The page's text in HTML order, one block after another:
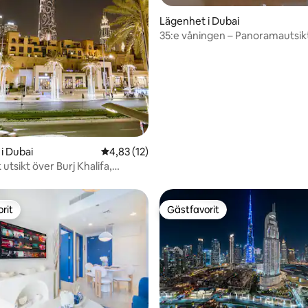
betyg, 10 omdömen
Dubai 4,83 av 5 i genomsnittligt betyg, 12
4,83 (12)
utsikt över Burj Khalifa,
Lägenhet i Dubai
35:e våningen –
Gästfavorit
Gästfavorit